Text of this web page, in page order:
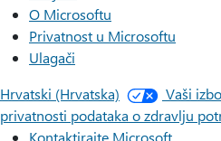
O Microsoftu
Privatnost u Microsoftu
Ulagači
Hrvatski (Hrvatska)
Vaši
privatnosti podataka o zdravlju
Kontaktirajte Microsoft